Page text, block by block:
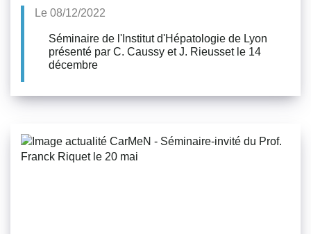
Le 08/12/2022
Séminaire de l'Institut d'Hépatologie de Lyon
présenté par C. Caussy et J. Rieusset le 14
décembre